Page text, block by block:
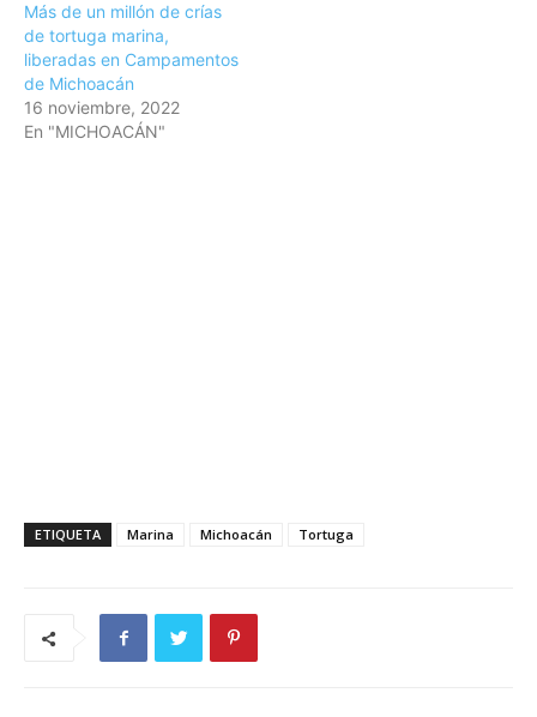
Más de un millón de crías
de tortuga marina,
liberadas en Campamentos
de Michoacán
16 noviembre, 2022
En "MICHOACÁN"
ETIQUETA Marina Michoacán Tortuga